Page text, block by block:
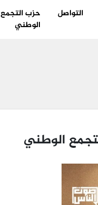
التواصل
حزب التجمع
الوطني
الوطني